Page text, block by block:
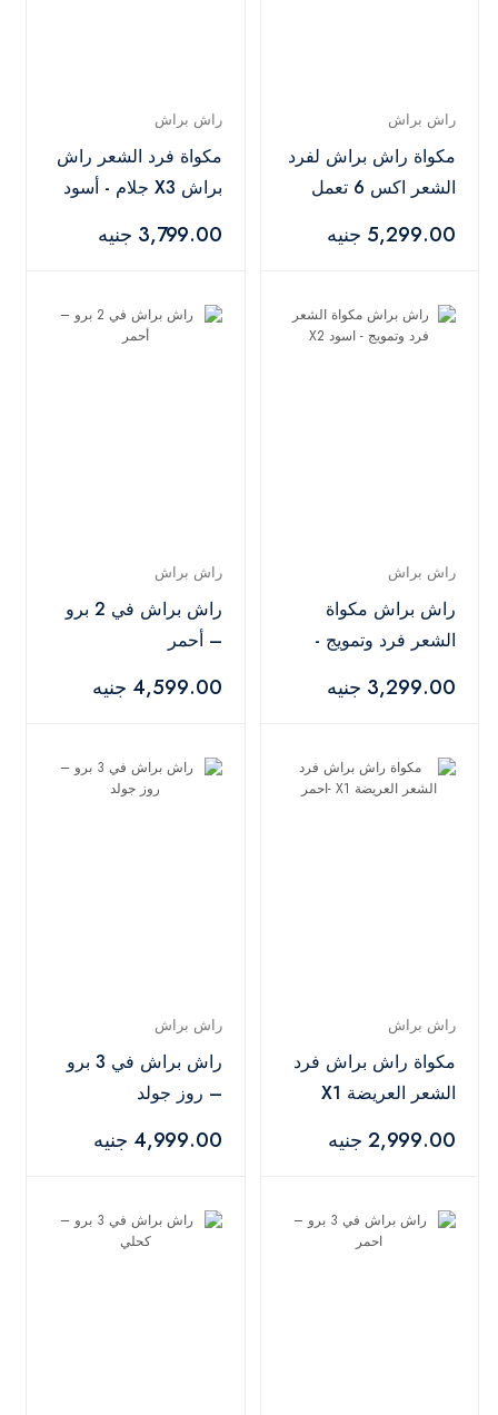
راش براش
مكواة راش براش لفرد
الشعر اكس 6 تعمل
5,299.00 جنيه
راش براش
مكواة فرد الشعر راش
براش X3 جلام - أسود
3,799.00 جنيه
راش براش
راش براش مكواة
الشعر فرد وتمويج -
3,299.00 جنيه
راش براش
راش براش في 2 برو
– أحمر
4,599.00 جنيه
راش براش
مكواة راش براش فرد
الشعر العريضة X1
2,999.00 جنيه
راش براش
راش براش في 3 برو
– روز جولد
4,999.00 جنيه